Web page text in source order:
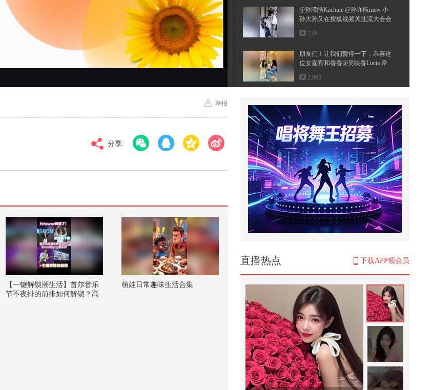
高清 倍速
对比度 100
@孙滢皓Kachine @孙亦航mew 小
孙大孙又在搜狐视频关注流大会会
面啦...
739
朋友们！让我们暂停一下，恭喜这
位女嘉宾和香香@吴映香Lucia 牵
手...
2,003
呢
1,523
花一年时间，准备一份礼物
1,907
【民族器乐】“江湖旧忆几分 听者
唏嘘感人 成败功名 八荒往事 到
头...
1,070
谁懂青春期的男生有多能吃@搞笑
第1集：程玉棠在相亲时被对方以
金价太贵为由拒绝购买三金，这让
她...
11,780
当你是校园文主角【不吃压力】@
张朝阳 @小狐 @80后小芳 @搞笑
狐
1,074
【韩国小电影】姐喝醉了，弟就有
机会了
34,955
举报
分享:
直播热点 下载APP领会员
【一键解锁潮生活】首尔音乐
节不夜排的前排如何解锁？高
萌娃日常趣味生活合集